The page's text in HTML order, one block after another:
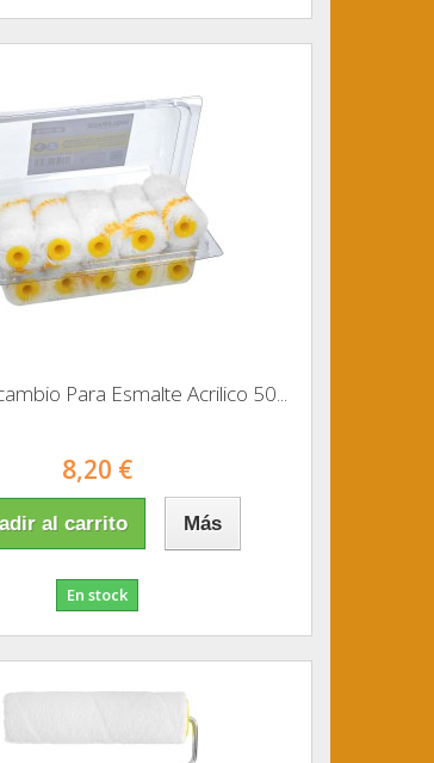
Para Esmalte Acrilico 50...
8,20 €
al carrito Más
En stock